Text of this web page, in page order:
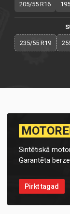
205/55 R16
235/55 R19
Sintētiskā
Garantēta
Pirkt tagad